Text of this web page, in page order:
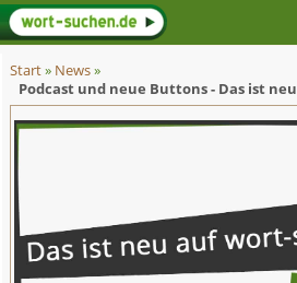
Start» News»
Podcast und neue Buttons - Das ist